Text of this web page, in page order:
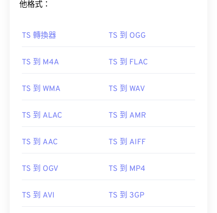
他格式：
TS 轉換器 TS 到 OGG
TS 到 M4A TS 到 FLAC
TS 到 WMA TS 到 WAV
TS 到 ALAC TS 到 AMR
TS 到 AAC TS 到 AIFF
TS 到 OGV TS 到 MP4
TS 到 AVI TS 到 3GP